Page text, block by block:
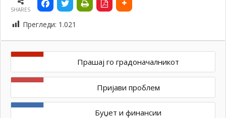
SHARES
Прегледи: 1.021
Прашај го градоначалникот
Пријави проблем
Буџет и финансии